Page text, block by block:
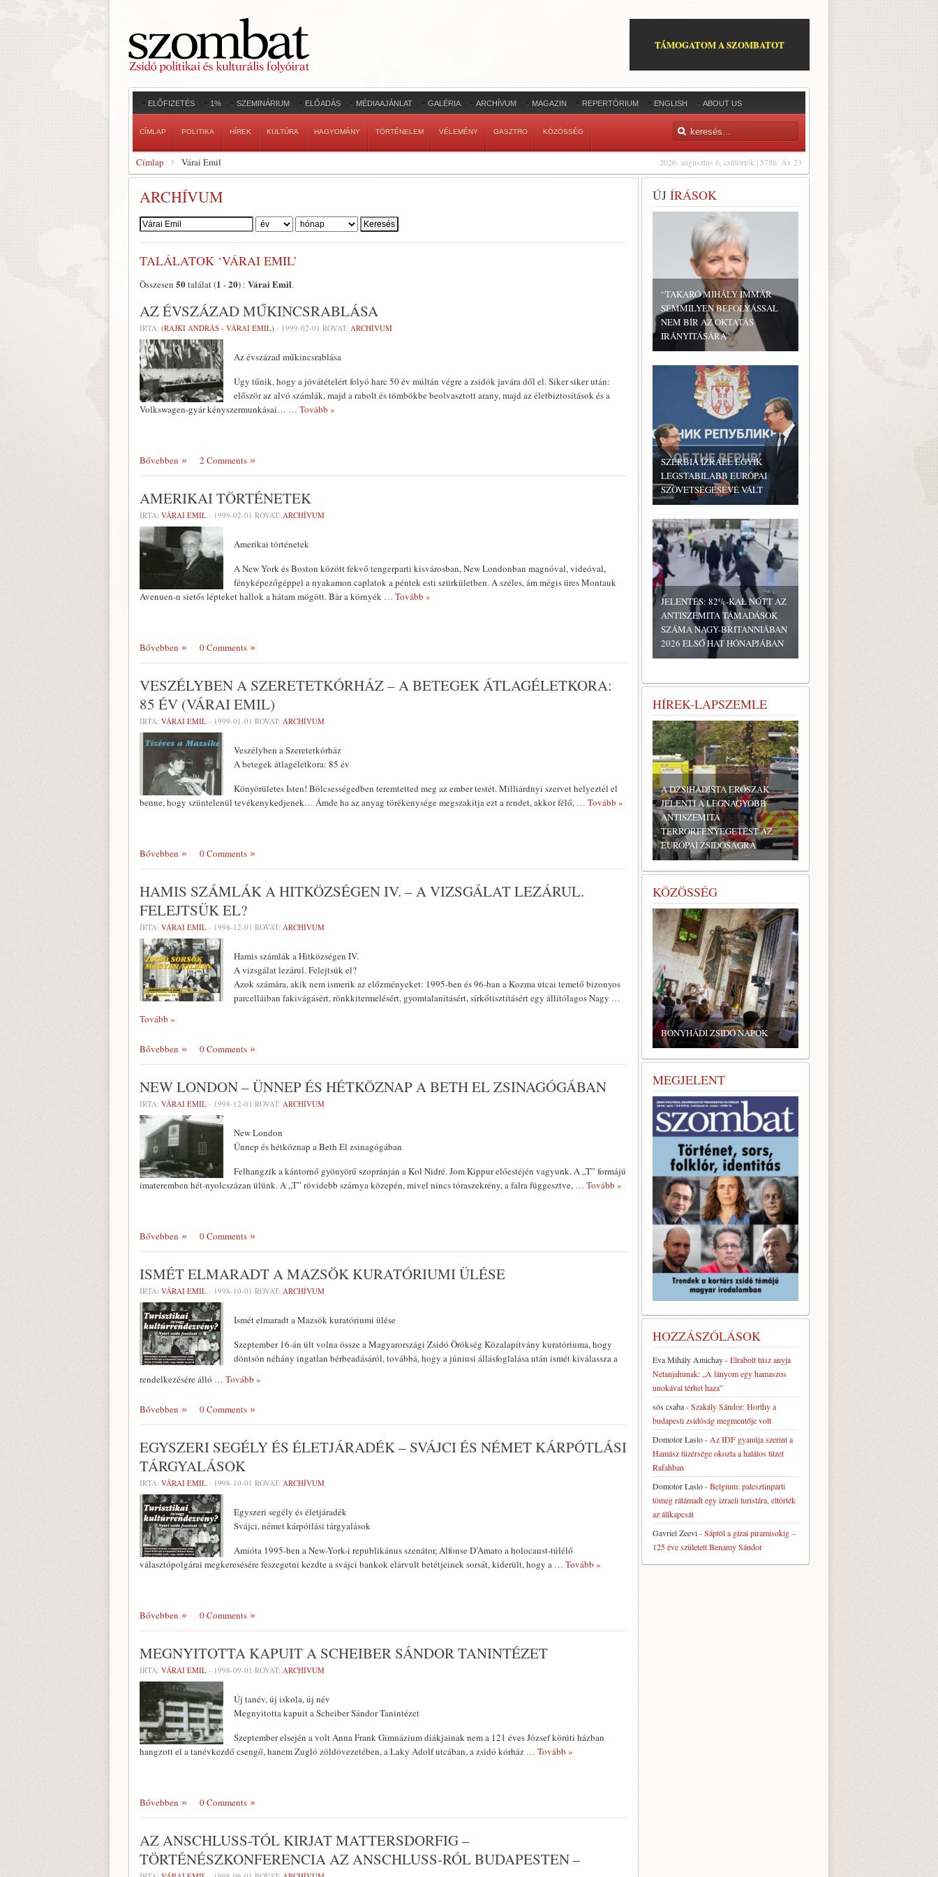
TÁMOGATOM A SZOMBATOT
ELŐFIZETÉS 1% SZEMINÁRIUM ELŐADÁS MÉDIAAJÁNLAT GALÉRIA ARCHÍVUM MAGAZIN REPERTÓRIUM ENGLISH ABOUT US
CÍMLAP POLITIKA HÍREK KULTÚRA HAGYOMÁNY TÖRTÉNELEM VÉLEMÉNY GASZTRO KÖZÖSSÉG
2026. augusztus 6, csütörtök | 5786. Áv 23
Címlap Várai Emil
ARCHÍVUM
Szerző:
TALÁLATOK ‘VÁRAI EMIL’
Összesen 50találat (1 -20) : Várai Emil.
AZ ÉVSZÁZAD MŰKINCSRABLÁSA
ÍRTA: (RAJKI ANDRÁS - VÁRAI EMIL) - 1999-02-01 ROVAT: ARCHÍVUM
Az évszázad műkincsrablása
Úgy tűnik, hogy a jóvátételért folyó harc 50 év múltán végre a zsidók ja­vára dől el. Siker siker után:
először az alvó számlák, majd a rabolt és tömbökbe beolvasztott arany, majd az életbiztosítások és a
Volkswagen-gyár kényszermunkásai… … Tovább »
Bővebben 2 Comments
AMERIKAI TÖRTÉNETEK
ÍRTA: VÁRAI EMIL - 1999-02-01 ROVAT: ARCHÍVUM
Amerikai történetek
A New York és Boston között fekvő tengerparti kisvárosban, New Londonban magnóval, videóval,
fényképezőgéppel a nyakamon caplatok a péntek esti szürkületben. A széles, ám mégis üres Montauk
Avenuen-n sietős lépteket hallok a hátam mögött. Bár a környék … Tovább »
Bővebben 0 Comments
VESZÉLYBEN A SZERETETKÓRHÁZ – A BETEGEK ÁTLAGÉLETKORA:
85 ÉV (VÁRAI EMIL)
ÍRTA: VÁRAI EMIL - 1999-01-01 ROVAT: ARCHÍVUM
Veszélyben a Szeretetkórház
A betegek átlagéletkora: 85 év
Könyörületes Isten! Bölcsességedben teremtetted meg az ember testét. Mil­liárdnyi szervet helyeztél el
benne, hogy szüntelenül tevékenykedjenek… Ámde ha az anyag törékenysége meg­szakítja ezt a rendet, akkor félő, … Tovább »
Bővebben 0 Comments
HAMIS SZÁMLÁK A HITKÖZSÉGEN IV. – A VIZSGÁLAT LEZÁRUL.
FELEJTSÜK EL?
ÍRTA: VÁRAI EMIL - 1998-12-01 ROVAT: ARCHÍVUM
Hamis számlák a Hitközségen IV.
A vizsgálat lezárul. Felejtsük el?
Azok számára, akik nem ismerik az előzményeket: 1995-ben és 96-ban a Kozma utcai temető bizonyos
parcellá­iban fakivágásért, rönkkitermelésért, gyomtalanításért, sírkőtisztításért egy állítólagos Nagy …
Tovább »
Bővebben 0 Comments
NEW LONDON – ÜNNEP ÉS HÉTKÖZNAP A BETH EL ZSINAGÓGÁBAN
ÍRTA: VÁRAI EMIL - 1998-12-01 ROVAT: ARCHÍVUM
New London
Ünnep és hétköznap a Beth El zsinagógában
Felhangzik a kántornő gyö­nyörű szopránján a Kol Nidré. Jom Kippur előestéjén vagyunk. A „T” formájú
ima­teremben hét-nyolcszázan ülünk. A „T” rövidebb szárnya közepén, mivel nincs tóraszekrény, a falra füg­gesztve, … Tovább »
Bővebben 0 Comments
ISMÉT ELMARADT A MAZSÖK KURATÓRIUMI ÜLÉSE
ÍRTA: VÁRAI EMIL - 1998-10-01 ROVAT: ARCHÍVUM
Ismét elmaradt a Mazsök kuratóriumi ülése
Szeptember 16-án ült volna össze a Magyarországi Zsidó Örökség Közalapítvány kuratóriuma, hogy
döntsön né­hány ingatlan bérbeadásáról, továbbá, hogy a júniusi ál­lásfoglalása után ismét kiválassza a
rendelkezésére álló … Tovább »
Bővebben 0 Comments
EGYSZERI SEGÉLY ÉS ÉLETJÁRADÉK – SVÁJCI ÉS NÉMET KÁRPÓTLÁSI
TÁRGYALÁSOK
ÍRTA: VÁRAI EMIL - 1998-10-01 ROVAT: ARCHÍVUM
Egyszeri segély és életjáradék
Svájci, német kárpótlási tárgyalások
Amióta 1995-ben a New-York-i republiká­nus szenátor, Alfonse D’Amato a holoca­ust-túlélő
választópolgárai megkeresésére feszegetni kezdte a svájci bankok elárvult betétjeinek sorsát, kiderült, hogy a … Tovább »
Bővebben 0 Comments
MEGNYITOTTA KAPUIT A SCHEIBER SÁNDOR TANINTÉZET
ÍRTA: VÁRAI EMIL - 1998-09-01 ROVAT: ARCHÍVUM
Új tanév, új iskola, új név
Megnyitotta kapuit a Scheiber Sándor Tanintézet
Szeptember elsején a volt Anna Frank Gimnázium diákjainak nem a 121 éves József körúti házban
hangzott el a tan­évkezdő csengő, hanem Zugló zöldöve­zetében, a Laky Adolf utcában, a zsidó kórház … Tovább »
Bővebben 0 Comments
AZ ANSCHLUSS-TÓL KIRJAT MATTERSDORFIG –
TÖRTÉNÉSZKONFERENCIA AZ ANSCHLUSS-RÓL BUDAPESTEN –
ÚJ ÍRÁSOK
“TAKARÓ MIHÁLY IMMÁR
SEMMILYEN BEFOLYÁSSAL
NEM BÍR AZ OKTATÁS
IRÁNYÍTÁSÁRA”
SZERBIA IZRAEL EGYIK
LEGSTABILABB EURÓPAI
SZÖVETSÉGESÉVÉ VÁLT
JELENTÉS: 82%-KAL NŐTT AZ
ANTISZEMITA TÁMADÁSOK
SZÁMA NAGY-BRITANNIÁBAN
2026 ELSŐ HAT HÓNAPJÁBAN
HÍREK-LAPSZEMLE
A DZSIHADISTA ERŐSZAK
JELENTI A LEGNAGYOBB
ANTISZEMITA
TERRORFENYEGETÉST AZ
EURÓPAI ZSIDÓSÁGRA
KÖZÖSSÉG
BONYHÁDI ZSIDÓ NAPOK
MEGJELENT
HOZZÁSZÓLÁSOK
Eva Mihály Amichay-Elrabolt túsz anyja
Netanjahunak: „A lányom egy hamaszos
unokával térhet haza”
sós csaba-Szakály Sándor: Horthy a
budapesti zsidóság megmentője volt
Domotor Laslo- Az IDF gyanúja szerint a
Hamász tüzérsége okozta a halálos tüzet
Rafahban
Domotor Laslo-Belgium: palesztinpárti
tömeg rátámadt egy izraeli turistára, eltörték
az állkapcsát
Gavriel Zeevi-Sáptól a gízai piramisokig –
125 éve született Benamy Sándor